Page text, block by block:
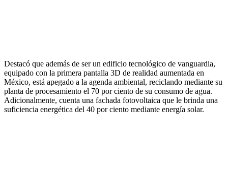
Destacó que además de ser un edificio tecnológico de vanguardia,
equipado con la primera pantalla 3D de realidad aumentada en
México, está apegado a la agenda ambiental, reciclando mediante su
planta de procesamiento el 70 por ciento de su consumo de agua.
Adicionalmente, cuenta una fachada fotovoltaica que le brinda una
suficiencia energética del 40 por ciento mediante energía solar.